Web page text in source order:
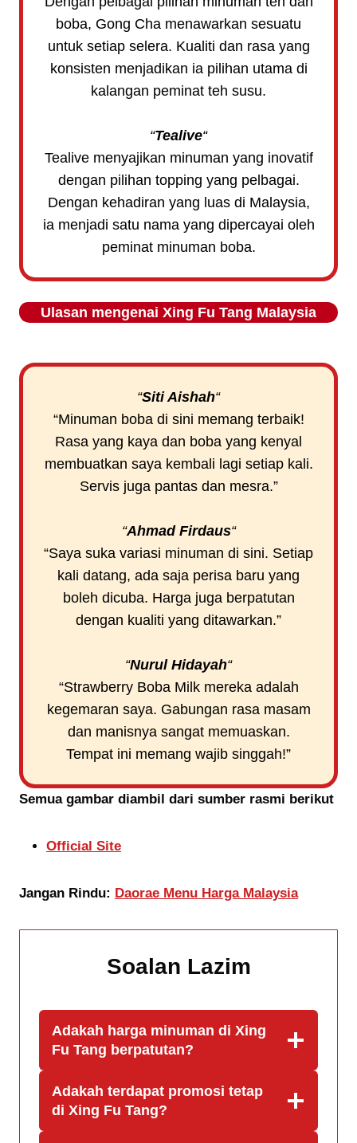
boba, Gong Cha menawarkan sesuatu
untuk setiap selera. Kualiti dan rasa yang
konsisten menjadikan ia pilihan utama di
kalangan peminat teh susu.
“Tealive“
Tealive menyajikan minuman yang inovatif
dengan pilihan topping yang pelbagai.
Dengan kehadiran yang luas di Malaysia,
ia menjadi satu nama yang dipercayai oleh
peminat minuman boba.
Ulasan mengenai Xing Fu Tang Malaysia
“Siti Aishah“
“Minuman boba di sini memang terbaik!
Rasa yang kaya dan boba yang kenyal
membuatkan saya kembali lagi setiap kali.
Servis juga pantas dan mesra.”
“Ahmad Firdaus“
“Saya suka variasi minuman di sini. Setiap
kali datang, ada saja perisa baru yang
boleh dicuba. Harga juga berpatutan
dengan kualiti yang ditawarkan.”
“Nurul Hidayah“
“Strawberry Boba Milk mereka adalah
kegemaran saya. Gabungan rasa masam
dan manisnya sangat memuaskan.
Tempat ini memang wajib singgah!”
Semua gambar diambil dari sumber rasmi berikut
Official Site
Jangan Rindu: Daorae Menu Harga Malaysia
Soalan Lazim
Adakah harga minuman di Xing
Fu Tang berpatutan?
Adakah terdapat promosi tetap
di Xing Fu Tang?